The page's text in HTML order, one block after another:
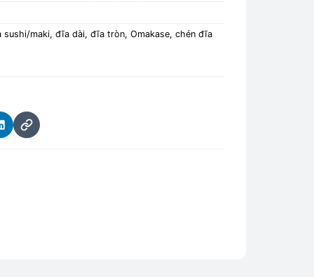
sushi/maki, đĩa dài, đĩa tròn, Omakase, chén đĩa